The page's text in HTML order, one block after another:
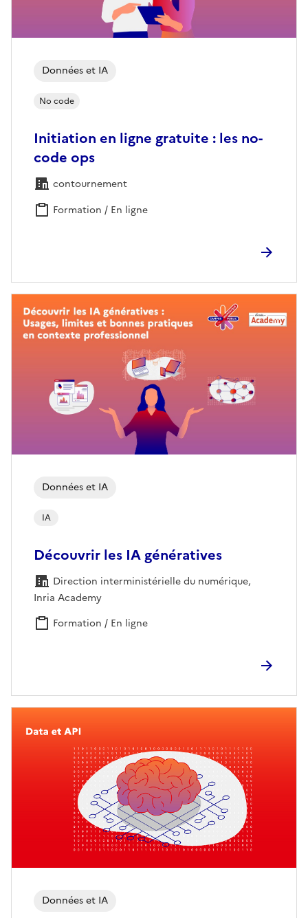
Données et IA
No code
Initiation en ligne gratuite : les no-
code ops
contournement
Formation / En ligne
Données et IA
IA
Découvrir les IA génératives
Direction interministérielle du numérique,
Inria Academy
Formation / En ligne
Données et IA